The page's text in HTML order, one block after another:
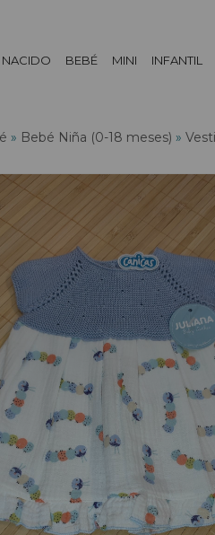
NACIDO BEBÉ MINI INFANTIL
» Bebé Niña (0-18 meses) »